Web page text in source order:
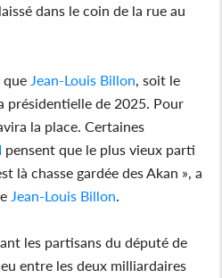
dans le coin de la rue au
que Jean-Louis Billon , soit le
présidentielle de 2025. Pour
la place. Certaines
pensent que le plus vieux parti
là chasse gardée des Akan », a
Jean-Louis Billon
les partisans du député de
entre les deux milliardaires